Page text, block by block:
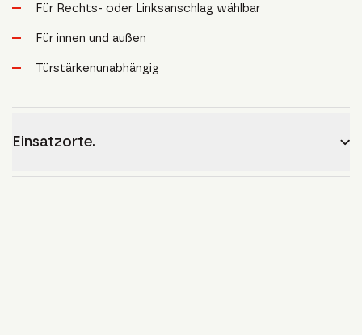
Für Rechts- oder Linksanschlag wählbar
Für innen und außen
Türstärkenunabhängig
Einsatzorte.